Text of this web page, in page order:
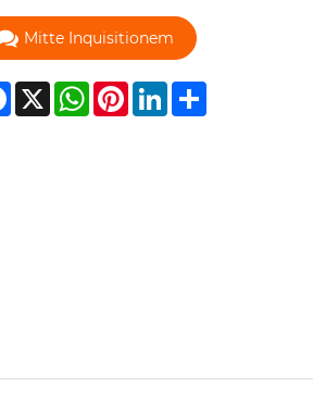
Mitte Inquisitionem
Facebook
X WhatsApp
Pinterest
LinkedIn
Share